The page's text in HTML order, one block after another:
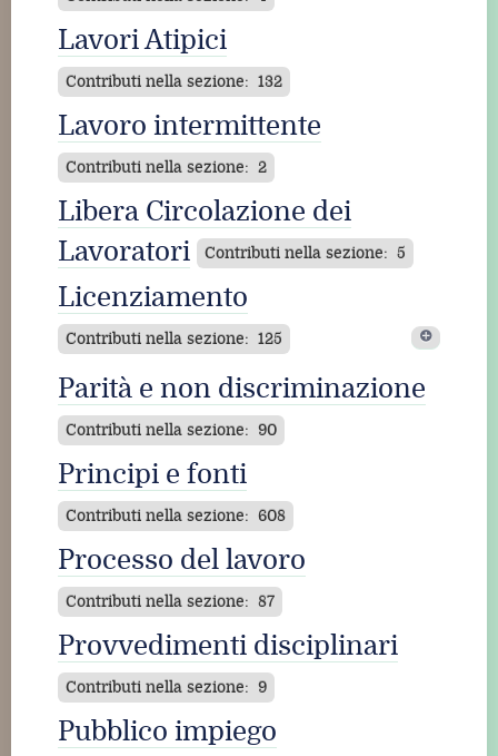
Lavori Atipici
Contributi nella sezione: 132
Lavoro intermittente
Contributi nella sezione: 2
Libera Circolazione dei
Lavoratori
Contributi nella sezione: 5
Licenziamento
Contributi nella sezione: 125
Licenziamento per motivi
economici
Contributi nella sezione: 2
Licenziamento
discriminatorio
Contributi nella sezione: 1
Licenziamento ingiustificato
Contributi nella sezione: 2
Licenziamento illecito
Contributi nella sezione: 6
Parità e non discriminazione
Contributi nella sezione: 90
Principi e fonti
Contributi nella sezione: 608
Processo del lavoro
Contributi nella sezione: 87
Provvedimenti disciplinari
Contributi nella sezione: 9
Pubblico impiego